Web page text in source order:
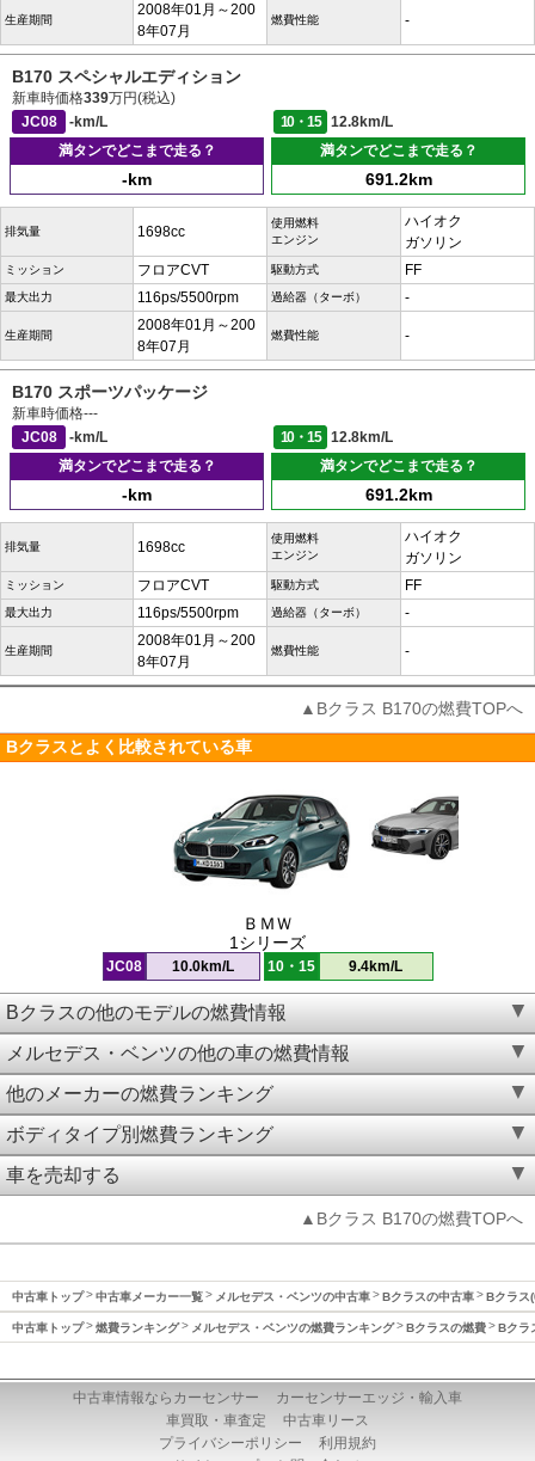
生産期間
2008年01月～200
8年07月
燃費性能 -
B170 スペシャルエディション
新車時価格339万円(税込)
JC08
-km/L 10・15
12.8km/L
満タンでどこまで走る？
-km
満タンでどこまで走る？
691.2km
排気量 1698cc
使用燃料
エンジン
ハイオク
ガソリン
ミッション フロアCVT 駆動方式 FF
最大出力 116ps/5500rpm 過給器（ターボ） -
生産期間
2008年01月～200
8年07月
燃費性能 -
B170 スポーツパッケージ
新車時価格---
JC08
-km/L 10・15
12.8km/L
満タンでどこまで走る？
-km
満タンでどこまで走る？
691.2km
排気量 1698cc
使用燃料
エンジン
ハイオク
ガソリン
ミッション フロアCVT 駆動方式 FF
最大出力 116ps/5500rpm 過給器（ターボ） -
生産期間
2008年01月～200
8年07月
燃費性能 -
▲Bクラス B170の燃費TOPへ
Bクラスとよく比較されている車
ＢＭＷ
1シリーズ
JC08 10.0km/L 10・15 9.4km/L
Bクラスの他のモデルの燃費情報
メルセデス・ベンツの他の車の燃費情報
他のメーカーの燃費ランキング
ボディタイプ別燃費ランキング
車を売却する
▲Bクラス B170の燃費TOPへ
中古車トップ 中古車メーカー一覧 メルセデス・ベンツの中古車 Bクラスの中古車 Bクラス
中古車トップ 燃費ランキング メルセデス・ベンツの燃費ランキング Bクラスの燃費 Bクラ
中古車情報ならカーセンサー
カーセンサーエッジ・輸入車
車買取・車査定
中古車リース
プライバシーポリシー
利用規約